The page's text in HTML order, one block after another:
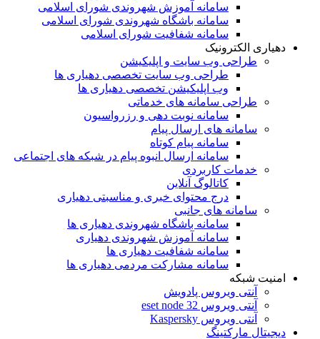
سامانه آموزش شهروندی شورای اسلامی
سامانه باشگاه شهروندی شورای اسلامی
سامانه شفافیت شورای اسلامی
دهیاری الکترونیک
طراحی وب سایت و اپلیکیشن
طراحی وب سایت تخصصی دهیاری ها
وب اپلیکیشن تخصصی دهیاری ها
طراحی سامانه های خدماتی
سامانه نوبت دهی و رزرواسیون
سامانه های ارسال پیام
سامانه پیام کوتاه
سامانه ارسال انبوه پیام در شبکه های اجتماعی
خدمات کاربردی
کاتالوگ آنلاین
درج محتوای خبری و مناسبتی دهیاری
سامانه های جانبی
سامانه باشگاه شهروندی دهیاری ها
سامانه آموزش شهروندی دهیاری
سامانه شفافیت دهیاری ها
سامانه مشارکت مردمی دهیاری ها
امنیت شبکه
آنتی ویروس پادویش
آنتی ویروس 32 eset node
آنتی ویروس Kaspersky
دیجیتال مارکتینگ